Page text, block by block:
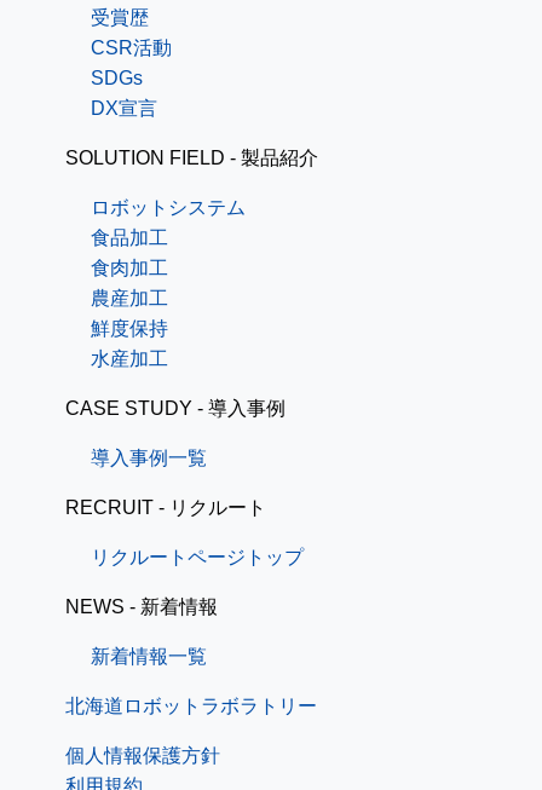
受賞歴
CSR活動
SDGs
DX宣言
SOLUTION FIELD - 製品紹介
ロボットシステム
食品加工
食肉加工
農産加工
鮮度保持
水産加工
CASE STUDY - 導入事例
導入事例一覧
RECRUIT - リクルート
リクルートページトップ
NEWS - 新着情報
新着情報一覧
北海道ロボットラボラトリー
個人情報保護方針